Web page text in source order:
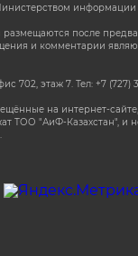
после
и комментарии
702, этаж 7. Тел: +7
на интернет-сайте,
ТОО "АиФ-Казахстан",